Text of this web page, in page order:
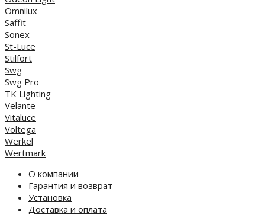
Omnilux
Saffit
Sonex
St-Luce
Stilfort
Swg
Swg Pro
TK Lighting
Velante
Vitaluce
Voltega
Werkel
Wertmark
О компании
Гарантия и возврат
Установка
Доставка и оплата